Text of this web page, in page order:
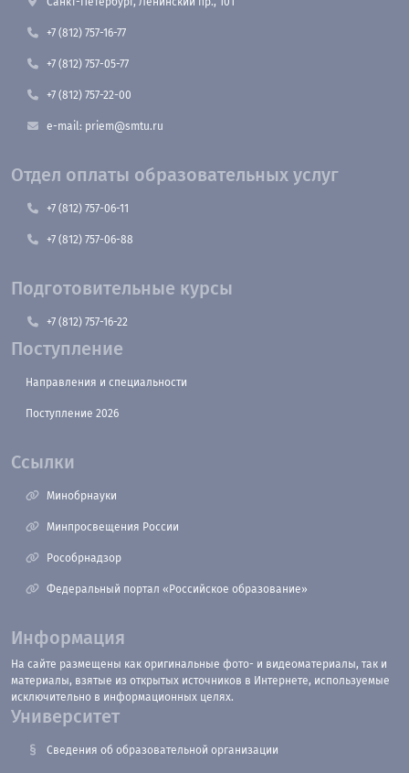
+7 (812) 757-16-77
+7 (812) 757-05-77
+7 (812) 757-22-00
e-mail: priem@smtu.ru
Отдел оплаты образовательных услуг
+7 (812) 757-06-11
+7 (812) 757-06-88
Подготовительные курсы
+7 (812) 757-16-22
Поступление
Направления и специальности
Поступление 2026
Ссылки
Минобрнауки
Минпросвещения России
Рособрнадзор
Федеральный портал «Российское образование»
Информация
На сайте размещены как оригинальные фото- и видеоматериалы, так и
материалы, взятые из открытых источников в Интернете, используемые
исключительно в информационных целях.
Университет
Сведения об образовательной организации